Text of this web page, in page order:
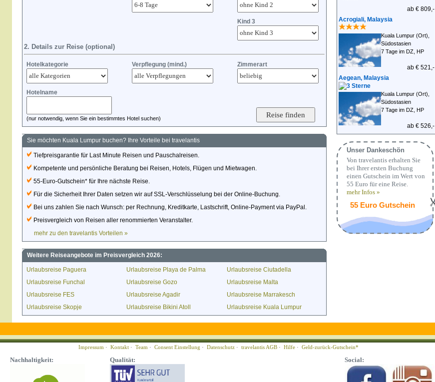
Kind 3
2. Details zur Reise (optional)
Hotelkategorie Verpflegung (mind.) Zimmerart
Hotelname
(nur notwendig, wenn Sie ein bestimmtes Hotel suchen)
Sie möchten Kuala Lumpur buchen? Ihre Vorteile bei travelantis
Tiefpreisgarantie für Last Minute Reisen und Pauschalreisen.
Kompetente und persönliche Beratung bei Reisen, Hotels, Flügen und Mietwagen.
55-Euro-Gutschein* für Ihre nächste Reise.
Für die Sicherheit Ihrer Daten setzen wir auf SSL-Verschlüsselung bei der Online-Buchung.
Bei uns zahlen Sie nach Wunsch: per Rechnung, Kreditkarte, Lastschrift, Online-Payment via PayPal.
Preisvergleich von Reisen aller renommierten Veranstalter.
mehr zu den travelantis Vorteilen »
Weitere Reiseangebote im Preisvergleich 2026:
Urlaubsreise Paguera Urlaubsreise Playa de Palma
Urlaubsreise Ciutadella
Urlaubsreise Funchal
Urlaubsreise Gozo
Urlaubsreise Malta
Urlaubsreise FES
Urlaubsreise Agadir
Urlaubsreise Marrakesch
Urlaubsreise Skopje
Urlaubsreise Bikini Atoll Urlaubsreise Kuala Lumpur
ab € 809,-
Acrogiali, Malaysia
Kuala Lumpur (Ort),
Südostasien
7 Tage im DZ, HP
ab € 521,-
Aegean, Malaysia
Kuala Lumpur (Ort),
Südostasien
7 Tage im DZ, HP
ab € 526,-
Unser Dankeschön
Von travelantis erhalten Sie
bei Ihrer ersten Buchung
einen Gutschein im Wert von
55 Euro für eine Reise.
mehr Infos »
55 Euro Gutschein
Impressum · Kontakt · Team · Consent Einstellung · Datenschutz · travelantis AGB · Hilfe · Geld-zurück-Gutschein*
Nachhaltigkeit: Qualität: Social: